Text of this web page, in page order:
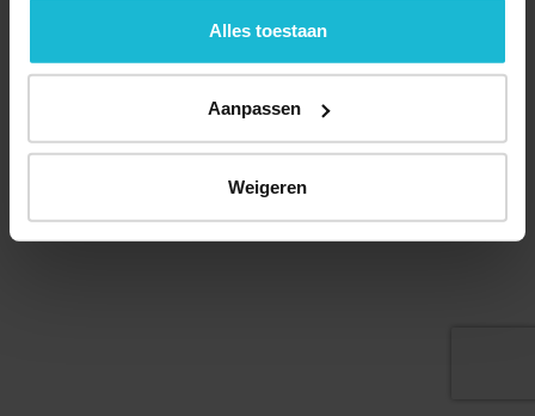
de knoppen accepteren, beheren of weigeren.
Alles toestaan
Aanpassen
Weigeren
© 2026 Stichting Forten Nederland
Over ons
Doneer nu Disclaimer
Contact
Forten.nl wordt ondersteund door de